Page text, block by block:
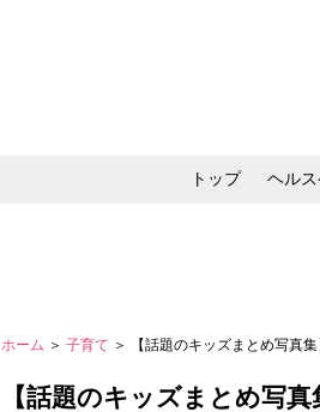
トップ ヘル
ホーム ＞ 子育て ＞ 【話題のキッズまとめ写真
【話題のキッズまとめ写